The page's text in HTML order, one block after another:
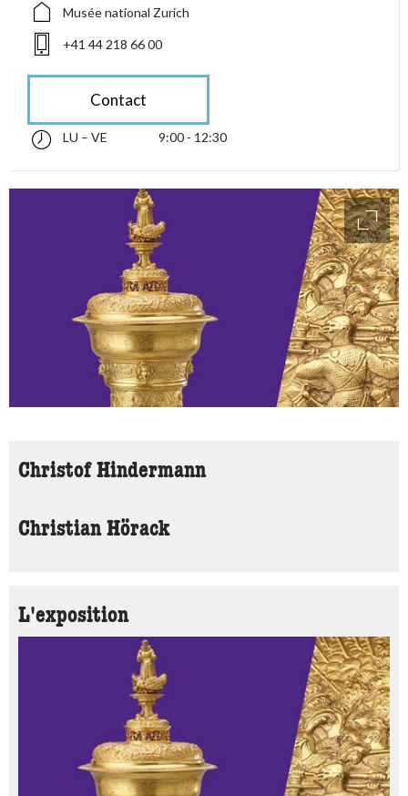
Musée national Zurich
+41 44 218 66 00
Contact
accessibility.sr-only.opening_hours
lundi jusqu’à vendredi 09:00 - 12:30
LU – VE 9:00 - 12:30
Christof Hindermann
Christian Hörack
L'exposition